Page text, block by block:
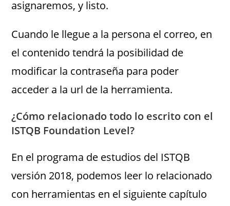
asignaremos, y listo.
Cuando le llegue a la persona el correo, en
el contenido tendrá la posibilidad de
modificar la contraseña para poder
acceder a la url de la herramienta.
¿Cómo relacionado todo lo escrito con el
ISTQB Foundation Level?
En el programa de estudios del ISTQB
versión 2018, podemos leer lo relacionado
con herramientas en el siguiente capítulo